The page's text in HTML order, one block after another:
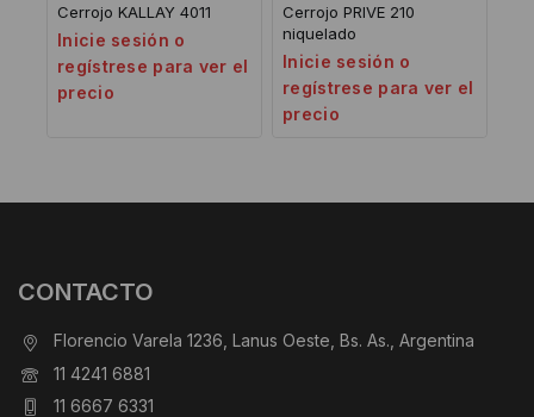
Cerrojo KALLAY 4011
Inicie sesión o
regístrese para ver el
precio
Cerrojo PRIVE 210
niquelado
Inicie sesión o
regístrese para ver el
precio
CONTACTO
Florencio Varela 1236, Lanus Oeste, Bs. As., Argentina
11 4241 6881
11 6667 6331